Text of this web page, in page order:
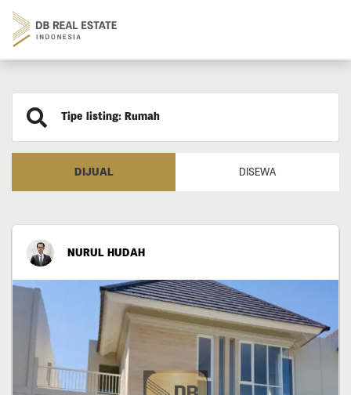
Tipe listing: Rumah
DIJUAL DISEWA
NURUL HUDAH